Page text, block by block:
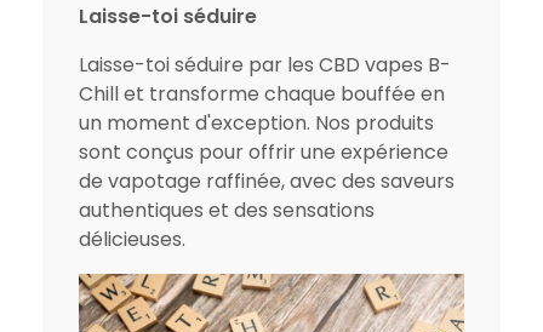
Laisse-toi séduire
Laisse-toi séduire par les CBD vapes B-
Chill et transforme chaque bouffée en
un moment d'exception. Nos produits
sont conçus pour offrir une expérience
de vapotage raffinée, avec des saveurs
authentiques et des sensations
délicieuses.